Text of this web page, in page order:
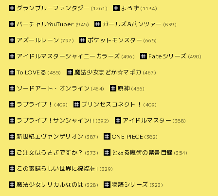
グランブルーファンタジー (1261) よろず (1134)
バーチャルYouTuber (945) ガールズ&パンツァー (839)
アズールレーン (797) ポケットモンスター (665)
アイドルマスターシャイニーカラーズ (496) Fateシリーズ (490)
To LOVEる (485) 魔法少女まどか☆マギカ (467)
ソードアート・オンライン (464) 原神 (456)
ラブライブ！ (409) プリンセスコネクト！ (409)
ラブライブ！サンシャイン!! (392) アイドルマスター (388)
新世紀エヴァンゲリオン (387) ONE PIECE (382)
ご注文はうさぎですか？ (373) とある魔術の禁書目録 (354)
この素晴らしい世界に祝福を! (329)
魔法少女リリカルなのは (328) 物語シリーズ (323)